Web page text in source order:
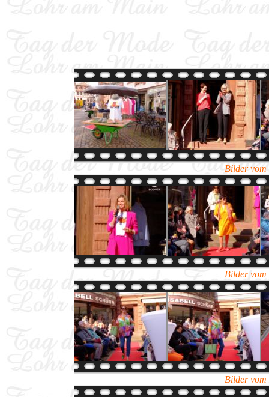
Bilder vom
Bilder vom
Bilder vom